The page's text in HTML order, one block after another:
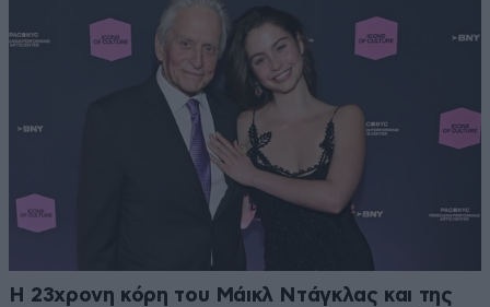
Η 23χρονη κόρη τoυ Μάικλ Ντάγκλας και της